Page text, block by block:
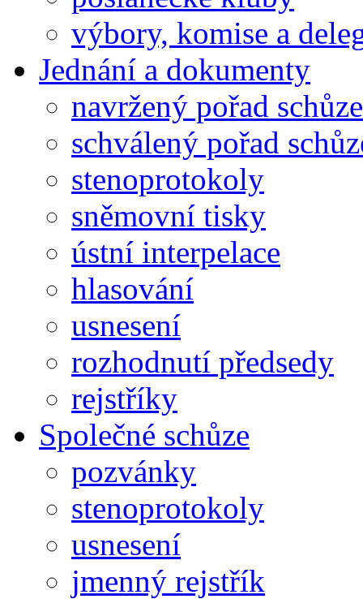
výbory, komise a
Jednání a dokumenty
navržený pořad schůze
schválený pořad
stenoprotokoly
sněmovní tisky
ústní interpelace
hlasování
usnesení
rozhodnutí předsedy
rejstříky
Společné schůze
pozvánky
stenoprotokoly
usnesení
jmenný rejstřík